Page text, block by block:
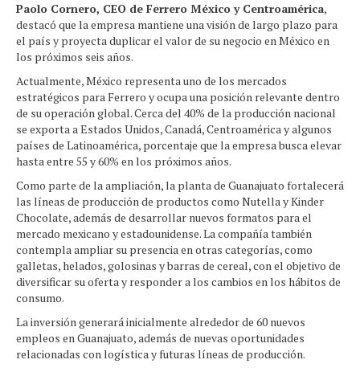
Paolo Cornero, CEO de Ferrero México y Centroamérica,
destacó que la empresa mantiene una visión de largo plazo para
el país y proyecta duplicar el valor de su negocio en México en
los próximos seis años.
Actualmente, México representa uno de los mercados
estratégicos para Ferrero y ocupa una posición relevante dentro
de su operación global. Cerca del 40% de la producción nacional
se exporta a Estados Unidos, Canadá, Centroamérica y algunos
países de Latinoamérica, porcentaje que la empresa busca elevar
hasta entre 55 y 60% en los próximos años.
Como parte de la ampliación, la planta de Guanajuato fortalecerá
las líneas de producción de productos como Nutella y Kinder
Chocolate, además de desarrollar nuevos formatos para el
mercado mexicano y estadounidense. La compañía también
contempla ampliar su presencia en otras categorías, como
galletas, helados, golosinas y barras de cereal, con el objetivo de
diversificar su oferta y responder a los cambios en los hábitos de
consumo.
La inversión generará inicialmente alrededor de 60 nuevos
empleos en Guanajuato, además de nuevas oportunidades
relacionadas con logística y futuras líneas de producción.